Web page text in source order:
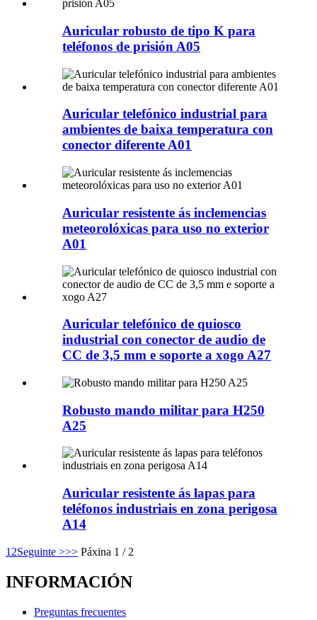
Auricular robusto de tipo K para
teléfonos de prisión A05
Auricular telefónico industrial para
ambientes de baixa temperatura con
conector diferente A01
Auricular resistente ás inclemencias
meteorolóxicas para uso no exterior
A01
Auricular telefónico de quiosco
industrial con conector de audio de
CC de 3,5 mm e soporte a xogo A27
Robusto mando militar para H250
A25
Auricular resistente ás lapas para
teléfonos industriais en zona perigosa
A14
1 2Seguinte >>> Páxina 1 / 2
INFORMACIÓN
Preguntas frecuentes